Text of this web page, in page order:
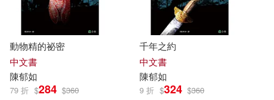
童 嘉(1)
羅玲郁(1) 艾蜜莉．詹金斯(1)
莊偉慈(1) 莊曜隸(1)
動物精的祕密
中文書
陳郁如
79 折 $284 $360
千年之約
中文書
陳郁如
9 折 $324 $360